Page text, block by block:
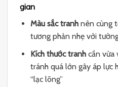
gian
Màu sắc tranhnên cùng
tương phản nhẹ với
Kích thước tranhcần vừa
tránh quá lớn gây áp lực
“lạc lõng”